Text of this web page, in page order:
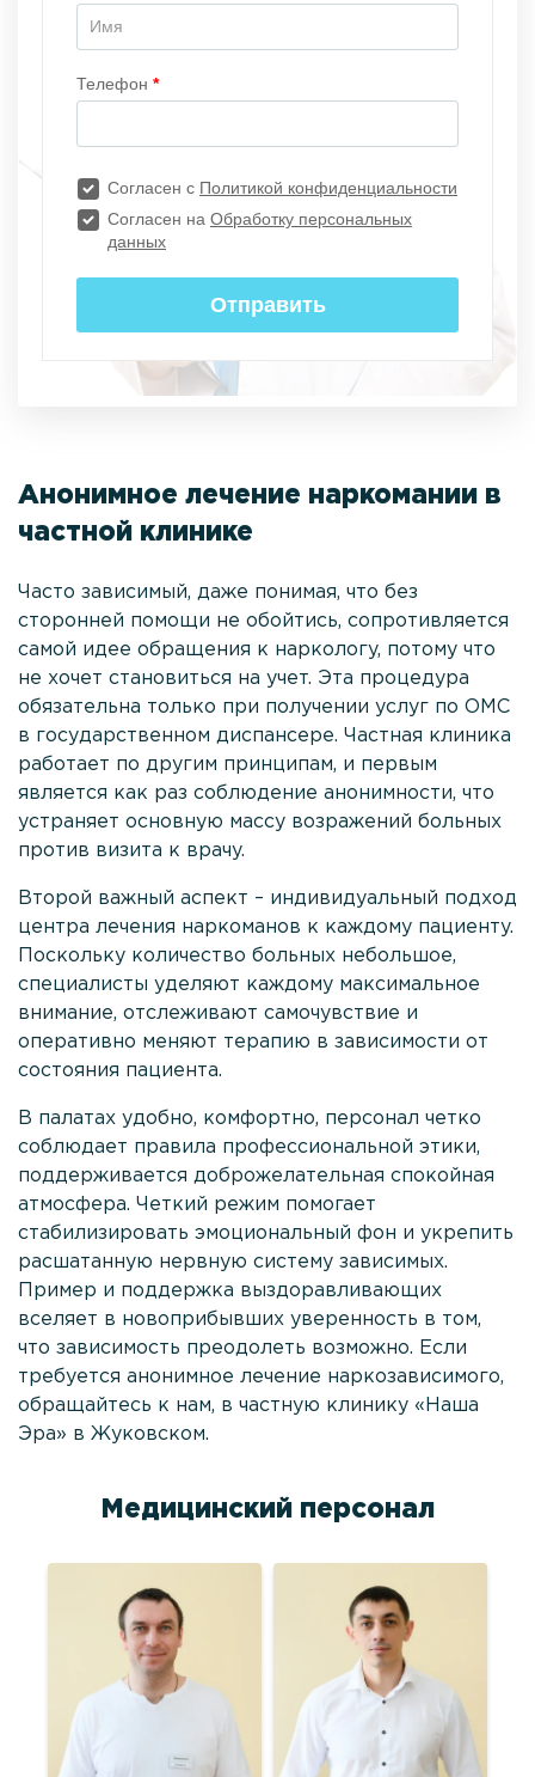
Анонимное лечение наркомании в
частной клинике
Часто зависимый, даже понимая, что без
сторонней помощи не обойтись, сопротивляется
самой идее обращения к наркологу, потому что
не хочет становиться на учет. Эта процедура
обязательна только при получении услуг по ОМС
в государственном диспансере. Частная клиника
работает по другим принципам, и первым
является как раз соблюдение анонимности, что
устраняет основную массу возражений больных
против визита к врачу.
Второй важный аспект – индивидуальный подход
центра лечения наркоманов к каждому пациенту.
Поскольку количество больных небольшое,
специалисты уделяют каждому максимальное
внимание, отслеживают самочувствие и
оперативно меняют терапию в зависимости от
состояния пациента.
В палатах удобно, комфортно, персонал четко
соблюдает правила профессиональной этики,
поддерживается доброжелательная спокойная
атмосфера. Четкий режим помогает
стабилизировать эмоциональный фон и укрепить
расшатанную нервную систему зависимых.
Пример и поддержка выздоравливающих
вселяет в новоприбывших уверенность в том,
что зависимость преодолеть возможно. Если
требуется анонимное лечение наркозависимого,
обращайтесь к нам, в частную клинику «Наша
Эра» в Жуковском.
Медицинский персонал